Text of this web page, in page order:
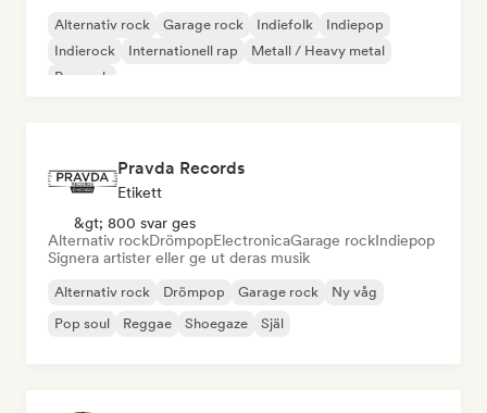
Alternativ rock Garage rock Indiefolk
Indiepop
Indierock
Internationell rap
Metall / Heavy metal
Poprock
Pravda Records
Etikett
&gt; 800 svar ges
Alternativ rockDrömpopElectronicaGarage rockIndiepop
Signera artister eller ge ut deras musik
Alternativ rock Drömpop Garage rock
Ny våg
Pop soul
Reggae Shoegaze Själ